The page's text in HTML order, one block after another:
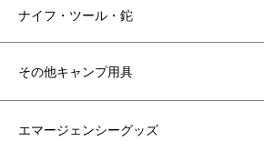
ナイフ・ツール・鉈
その他キャンプ用具
エマージェンシーグッズ